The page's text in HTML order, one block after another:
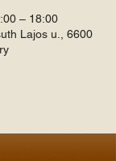
– 18:00
Lajos u., 6600